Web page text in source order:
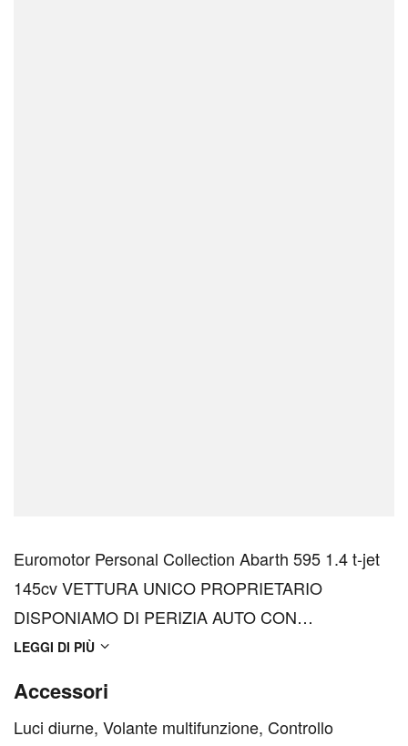
Euromotor Personal Collection Abarth 595 1.4 t-jet
145cv VETTURA UNICO PROPRIETARIO
DISPONIAMO DI PERIZIA AUTO CON
CERTIFICAZIONE KM TAGLIANDO
SU RICHIESTA ACQUISTO ONLINE E CONSEGNA
A DOMICILIO IN TUTTA ITALIA. Allestimento 595
LEGGI DI PIÙ
Accessori
Luci diurne, Volante multifunzione, Controllo